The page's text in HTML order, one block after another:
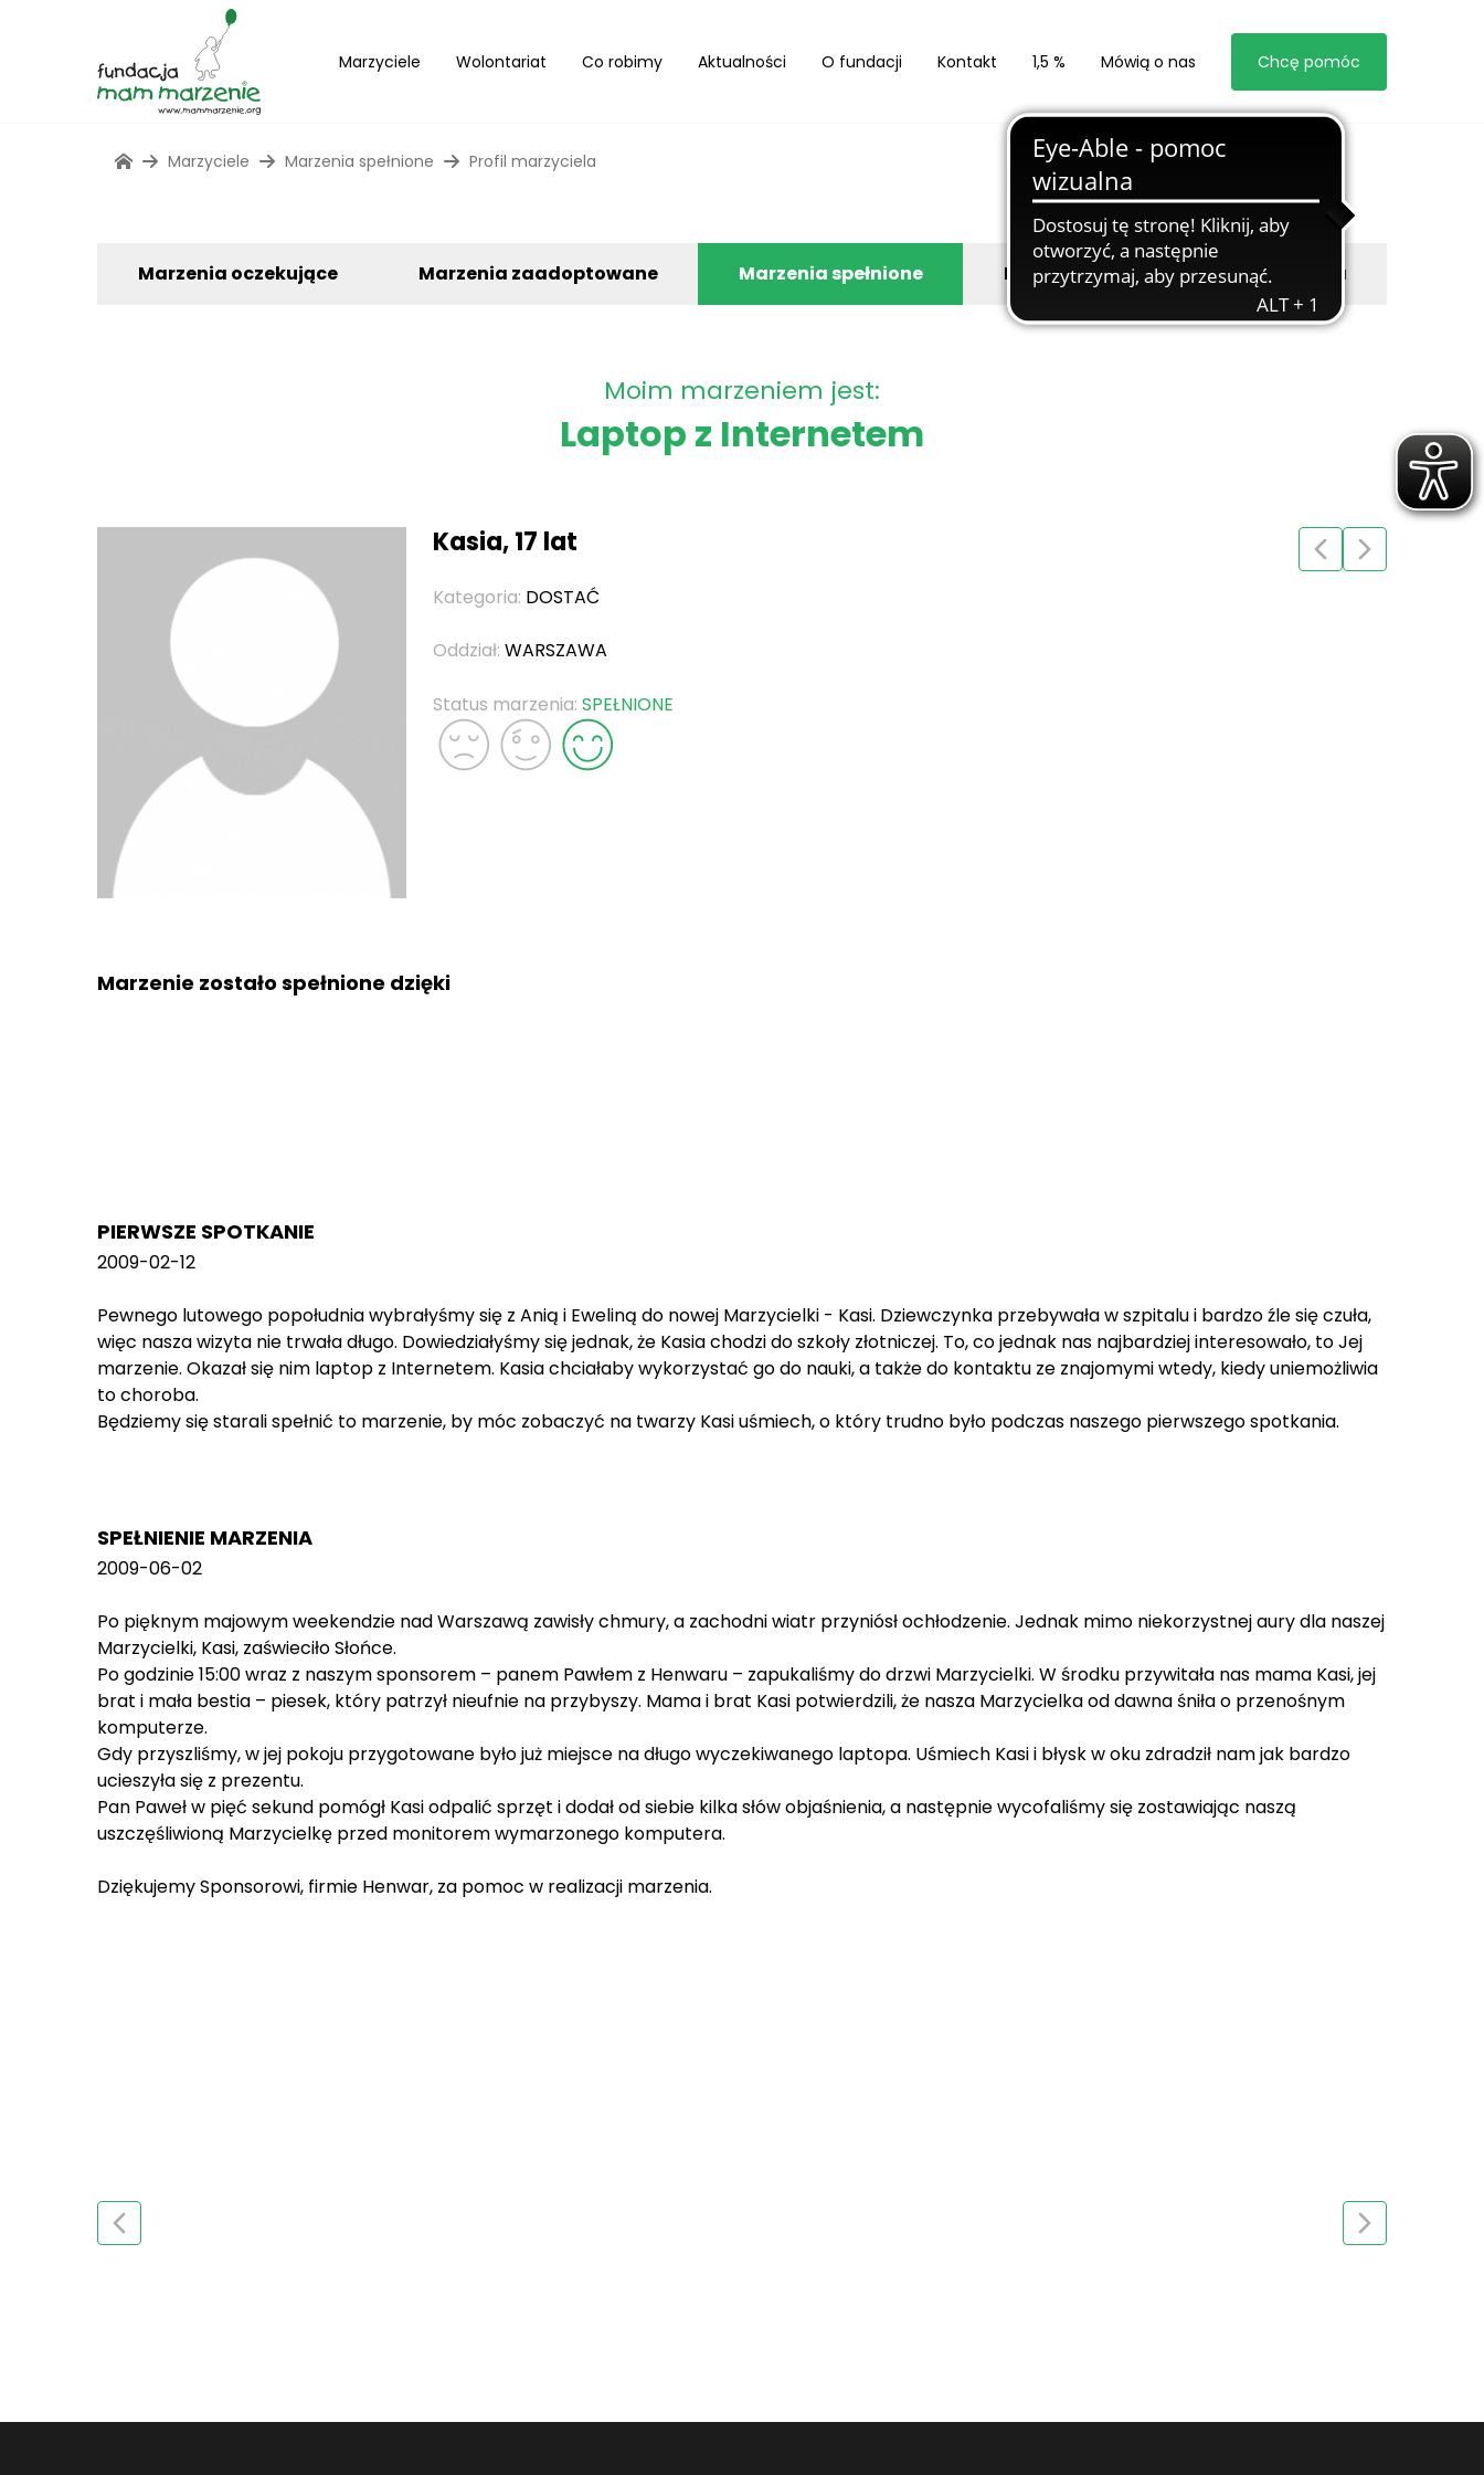
Marzyciele Wolontariat Co robimy Aktualności O fundacji Kontakt 1,5 % Mówią o nas Chcę pomóc
Marzyciele Marzenia spełnione Profil marzyciela
Marzenia oczekujące Marzenia zaadoptowane Marzenia spełnione Byli z nami Zgłoś marzyciela
Moim marzeniem jest:
Laptop z Internetem
Kasia, 17 lat
Kategoria: DOSTAĆ
Oddział: WARSZAWA
Status marzenia: SPEŁNIONE
Marzenie zostało spełnione dzięki
PIERWSZE SPOTKANIE
2009-02-12
Pewnego lutowego popołudnia wybrałyśmy się z Anią i Eweliną do nowej Marzycielki - Kasi. Dziewczynka przebywała w szpitalu i bardzo źle się czuła,
więc nasza wizyta nie trwała długo. Dowiedziałyśmy się jednak, że Kasia chodzi do szkoły złotniczej. To, co jednak nas najbardziej interesowało, to Jej
marzenie. Okazał się nim laptop z Internetem. Kasia chciałaby wykorzystać go do nauki, a także do kontaktu ze znajomymi wtedy, kiedy uniemożliwia
to choroba.
Będziemy się starali spełnić to marzenie, by móc zobaczyć na twarzy Kasi uśmiech, o który trudno było podczas naszego pierwszego spotkania.
SPEŁNIENIE MARZENIA
2009-06-02
Po pięknym majowym weekendzie nad Warszawą zawisły chmury, a zachodni wiatr przyniósł ochłodzenie. Jednak mimo niekorzystnej aury dla naszej
Marzycielki, Kasi, zaświeciło Słońce.
Po godzinie 15:00 wraz z naszym sponsorem – panem Pawłem z Henwaru – zapukaliśmy do drzwi Marzycielki. W środku przywitała nas mama Kasi, jej
brat i mała bestia – piesek, który patrzył nieufnie na przybyszy. Mama i brat Kasi potwierdzili, że nasza Marzycielka od dawna śniła o przenośnym
komputerze.
Gdy przyszliśmy, w jej pokoju przygotowane było już miejsce na długo wyczekiwanego laptopa. Uśmiech Kasi i błysk w oku zdradził nam jak bardzo
ucieszyła się z prezentu.
Pan Paweł w pięć sekund pomógł Kasi odpalić sprzęt i dodał od siebie kilka słów objaśnienia, a następnie wycofaliśmy się zostawiając naszą
uszczęśliwioną Marzycielkę przed monitorem wymarzonego komputera.
Dziękujemy Sponsorowi, firmie Henwar, za pomoc w realizacji marzenia.